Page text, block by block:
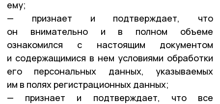
ему;
— признает и подтверждает, что
он внимательно и в полном объеме
ознакомился с настоящим документом
и содержащимися в нем условиями обработки
его персональных данных, указываемых
им в полях регистрационных данных;
— признает и подтверждает, что все